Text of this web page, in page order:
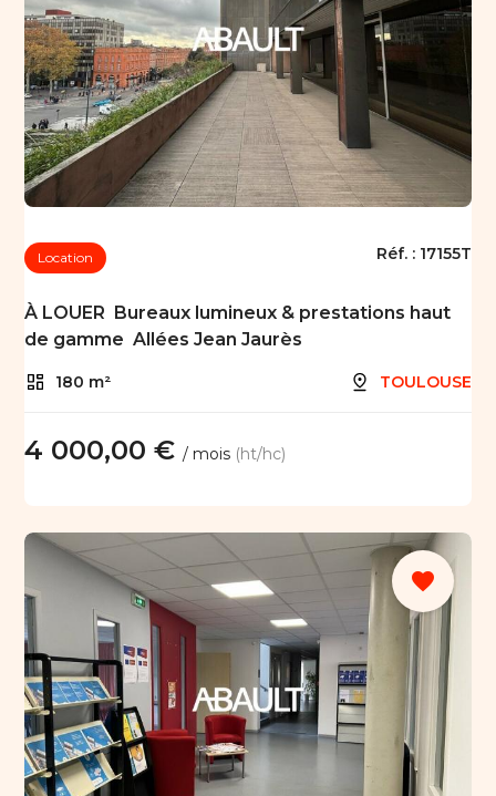
Location Réf. : 17155T
À LOUER  Bureaux lumineux & prestations haut
de gamme  Allées Jean Jaurès
180 m² TOULOUSE
4 000,00 €/ mois (ht/hc)
favorite